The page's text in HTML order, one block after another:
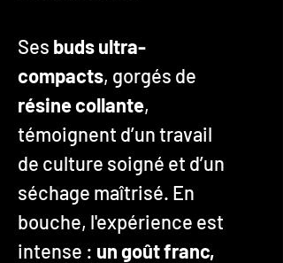
Ses buds ultra-
compacts, gorgés de
résine collante,
témoignent d’un travail
de culture soigné et d’un
séchage maîtrisé. En
bouche, l'expérience est
intense : un goût franc,